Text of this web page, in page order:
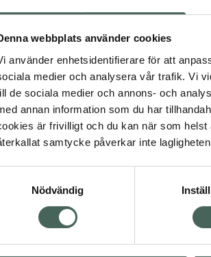
webbplats använder cookies
använder enhetsidentifierare för att
medier och analysera vår trafik. Vi
de sociala medier och annons- och
annan information som du har
är frivilligt och du kan när som
samtycke påverkar inte
Nödvändig
innan användning.
för dig. Du hittar oss från Skåne i syd
online i mobilen och på datorn.